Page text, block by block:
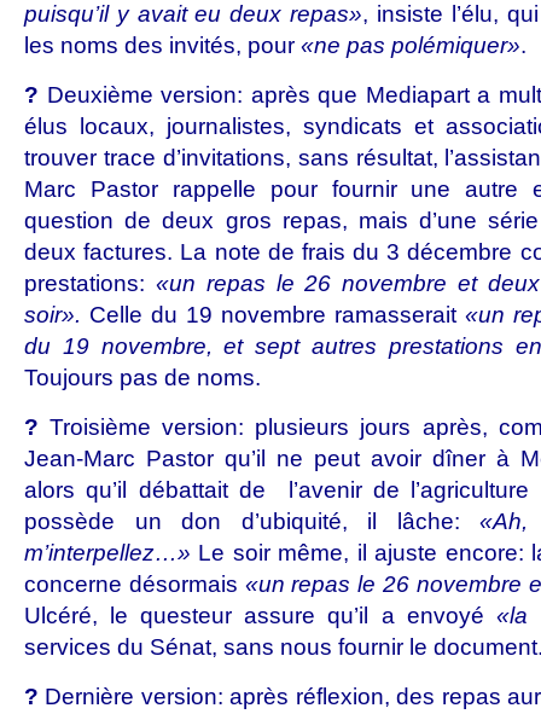
puisqu’il y avait eu deux repas», insiste l’élu,
les noms des invités, pour «ne pas polémiquer».
? Deuxième version: après que Mediapart a
élus locaux, journalistes, syndicats et
trouver trace d’invitations, sans résultat,
Marc Pastor rappelle pour fournir une autre
question de deux gros repas, mais d’une
deux factures. La note de frais du 3 décembre
prestations: «un repas le 26 novembre et
soir». Celle du 19 novembre ramasserait «un
du 19 novembre, et sept autres prestations
Toujours pas de noms.
?Troisième version: plusieurs jours après,
Jean-Marc Pastor qu’il ne peut avoir dîner à
alorsqu’il débattait de
l’avenir de
possède un don d’ubiquité, il lâche:
m’interpellez…» Le soir même, il ajuste encore:
concerne désormais «un repas le 26 novembre
Ulcéré, le questeur assure qu’il a envoyé «la
services du Sénat, sans nous fournir le
? Dernière version: après réflexion, des repas